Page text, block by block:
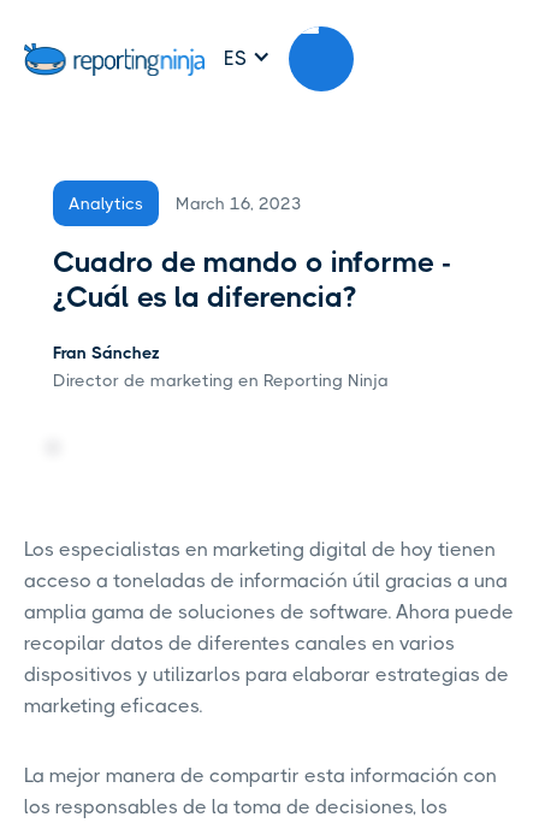
ES
Analytics March 16, 2023
Cuadro de mando o informe -
¿Cuál es la diferencia?
Fran Sánchez
Director de marketing en Reporting Ninja
Los especialistas en marketing digital de hoy tienen
acceso a toneladas de información útil gracias a una
amplia gama de soluciones de software. Ahora puede
recopilar datos de diferentes canales en varios
dispositivos y utilizarlos para elaborar estrategias de
marketing eficaces.
La mejor manera de compartir esta información con
los responsables de la toma de decisiones, los